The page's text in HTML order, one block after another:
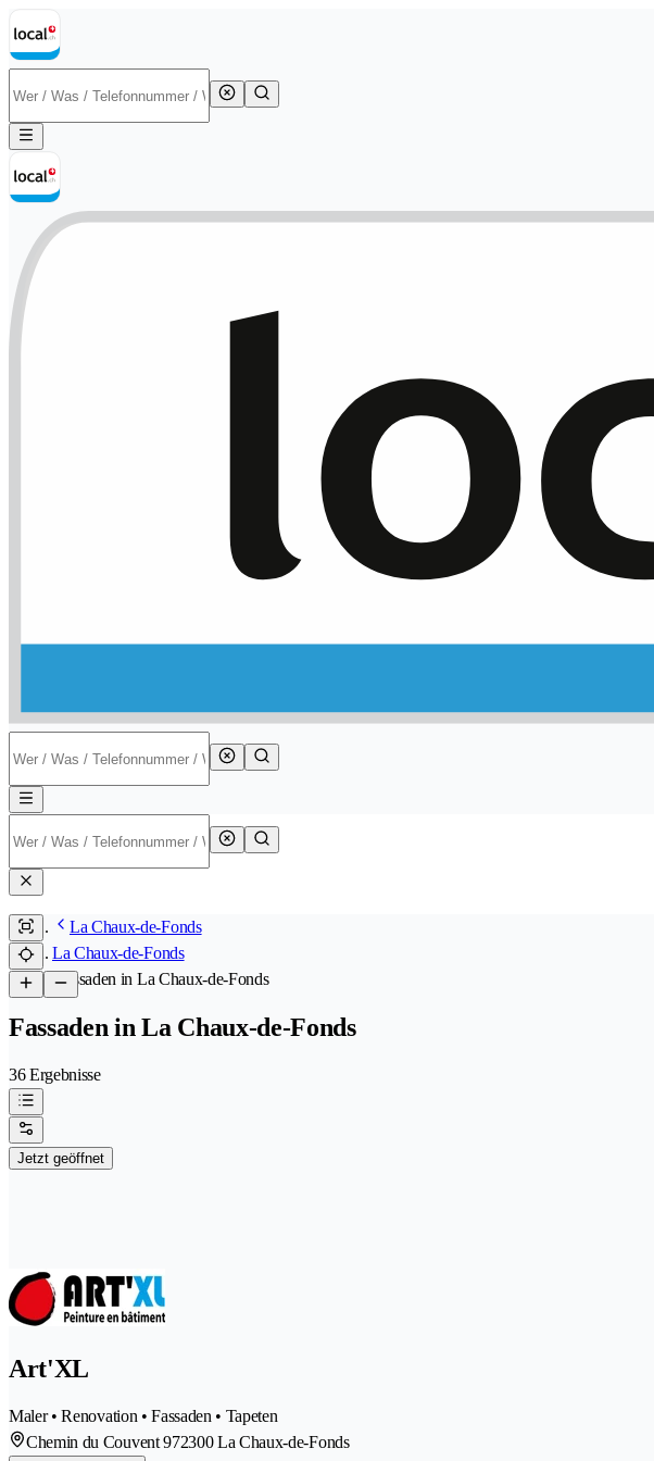
La Chaux-de-Fonds
La Chaux-de-Fonds
/Fassaden in La Chaux-de-Fonds
Fassaden in La Chaux-de-Fonds
36 Ergebnisse
Jetzt geöffnet
Art'XL
Maler • Renovation • Fassaden • Tapeten
Chemin du Couvent 972300 La Chaux-de-Fonds